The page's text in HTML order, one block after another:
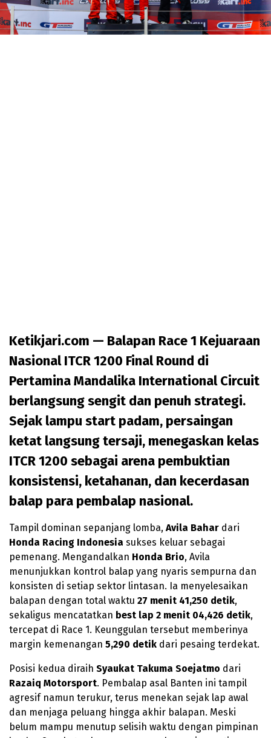
Ketikjari.com — Balapan Race 1 Kejuaraan
Nasional ITCR 1200 Final Round di
Pertamina Mandalika International Circuit
berlangsung sengit dan penuh strategi.
Sejak lampu start padam, persaingan
ketat langsung tersaji, menegaskan kelas
ITCR 1200 sebagai arena pembuktian
konsistensi, ketahanan, dan kecerdasan
balap para pembalap nasional.
Tampil dominan sepanjang lomba, Avila Bahar dari
Honda Racing Indonesia sukses keluar sebagai
pemenang. Mengandalkan Honda Brio, Avila
menunjukkan kontrol balap yang nyaris sempurna dan
konsisten di setiap sektor lintasan. Ia menyelesaikan
balapan dengan total waktu 27 menit 41,250 detik,
sekaligus mencatatkan best lap 2 menit 04,426 detik,
tercepat di Race 1. Keunggulan tersebut memberinya
margin kemenangan 5,290 detik dari pesaing terdekat.
Posisi kedua diraih Syaukat Takuma Soejatmo dari
Razaiq Motorsport. Pembalap asal Banten ini tampil
agresif namun terukur, terus menekan sejak lap awal
dan menjaga peluang hingga akhir balapan. Meski
belum mampu menutup selisih waktu dengan pimpinan